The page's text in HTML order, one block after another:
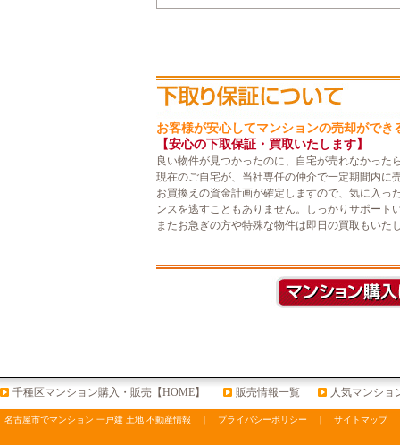
お客様が安心してマンションの売却がで
【安心の下取保証・買取いたします】
良い物件が見つかったのに、自宅が売れなかっ
現在のご自宅が、当社専任の仲介で一定期間内に
お買換えの資金計画が確定しますので、気に入
ンスを逃すこともありません。しっかりサポート
またお急ぎの方や特殊な物件は即日の買取もいた